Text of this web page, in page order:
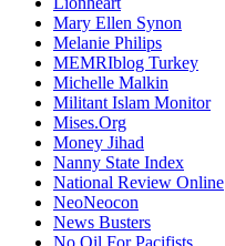
Mary Ellen Synon
Melanie Philips
MEMRIblog Turkey
Michelle Malkin
Militant Islam Monitor
Mises.Org
Money Jihad
Nanny State Index
National Review Online
NeoNeocon
News Busters